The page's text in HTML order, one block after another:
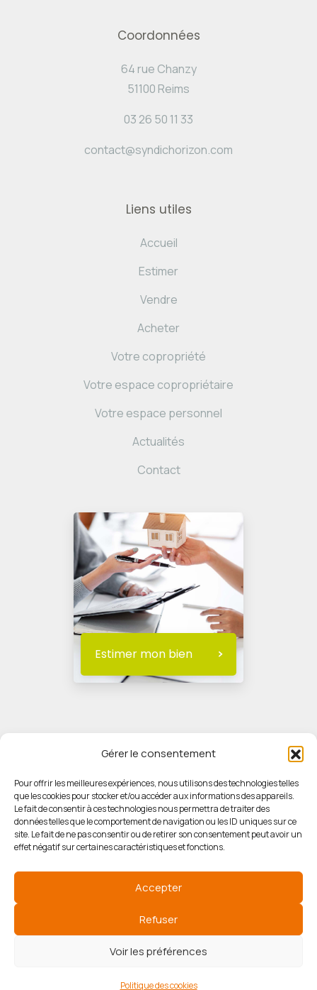
Gérer le consentement
Pour offrir les meilleures expériences, nous utilisons des technologies telles
que les cookies pour stocker et/ou accéder aux informations des appareils.
Le fait de consentir à ces technologies nous permettra de traiter des
données telles que le comportement de navigation ou les ID uniques sur ce
site. Le fait de ne pas consentir ou de retirer son consentement peut avoir un
effet négatif sur certaines caractéristiques et fonctions.
Accepter
Refuser
Voir les préférences
Politique des cookies
Coordonnées
64 rue Chanzy
51100 Reims
03 26 50 11 33
contact@syndichorizon.com
Liens utiles
Accueil
Estimer
Vendre
Acheter
Votre copropriété
Votre espace copropriétaire
Votre espace personnel
Actualités
Contact
Estimer mon bien
© HORIZON IMMOBILIER
Mentions légales
Politique des cookies